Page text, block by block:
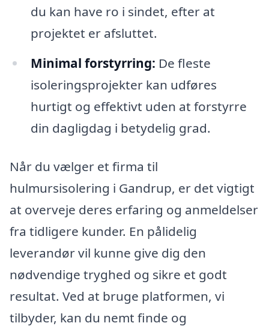
du kan have ro i sindet, efter at
projektet er afsluttet.
Minimal forstyrring: De fleste
isoleringsprojekter kan udføres
hurtigt og effektivt uden at forstyrre
din dagligdag i betydelig grad.
Når du vælger et firma til
hulmursisolering i Gandrup, er det vigtigt
at overveje deres erfaring og anmeldelser
fra tidligere kunder. En pålidelig
leverandør vil kunne give dig den
nødvendige tryghed og sikre et godt
resultat. Ved at bruge platformen, vi
tilbyder, kan du nemt finde og